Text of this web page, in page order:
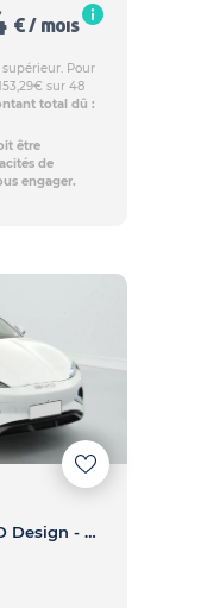
€ / mois
Pour
sur 48
total dû :
être
de
engager.
82 5 kWh 313 ch RWD Design - SEAL 82 5 kWh 313 ch RWD Design